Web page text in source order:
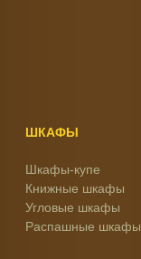
ШКАФЫ
Шкафы-купе
Книжные шкафы
Угловые шкафы
Распашные шкафы